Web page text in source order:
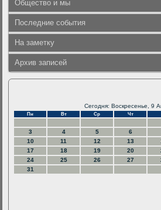
Общество и мы
Последние события
На заметку
Архив записей
Сегодня: Воскресенье, 9
Пн Вт Ср Чт
3
4 5 6
10
11 12 13
17
18 19 20
24
25 26 27
31